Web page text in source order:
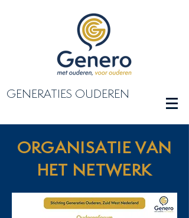
GENERATIES OUDEREN
ORGANISATIE VAN
HET NETWERK